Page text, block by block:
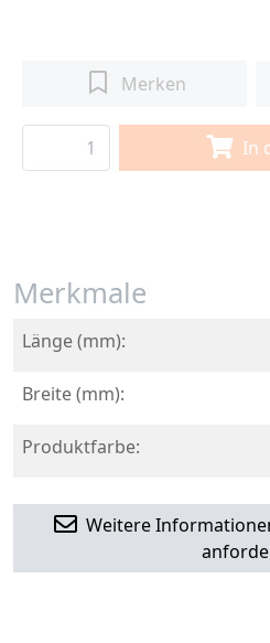
Merken
In
Merkmale
Länge (mm):
Breite (mm):
Produktfarbe:
Weitere